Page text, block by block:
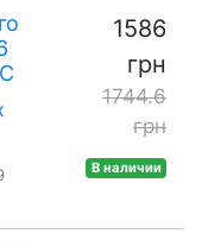
1586
грн
1744.6
грн
В наличии